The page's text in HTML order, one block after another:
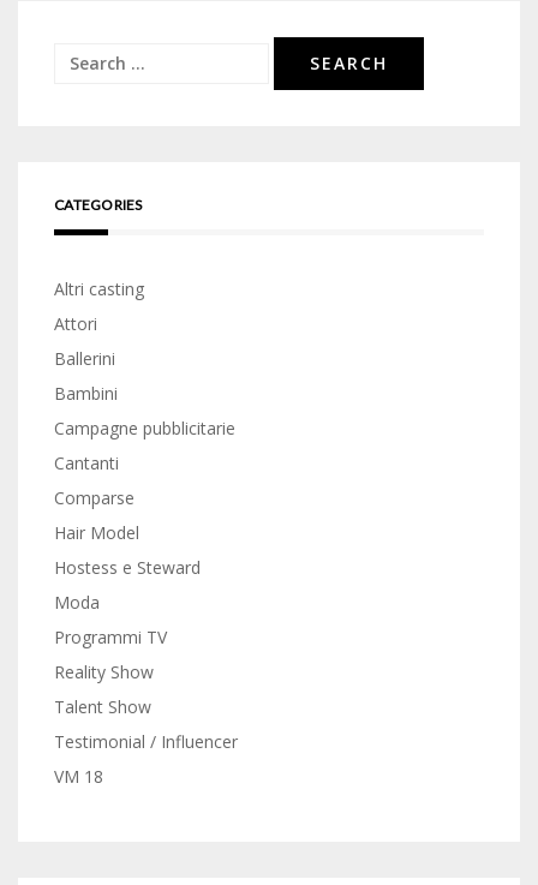
Search
CATEGORIES
Altri casting
Attori
Ballerini
Bambini
Campagne pubblicitarie
Cantanti
Comparse
Hair Model
Hostess e Steward
Moda
Programmi TV
Reality Show
Talent Show
Testimonial / Influencer
VM 18